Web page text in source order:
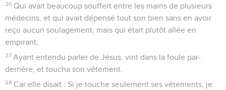
26 Qui avait beaucoup souffert entre les mains de plusieurs
médecins, et qui avait dépensé tout son bien sans en avoir
reçu aucun soulagement, mais qui était plutôt allée en
empirant,
27 Ayant entendu parler de Jésus, vint dans la foule par-
derrière, et toucha son vêtement.
28 Car elle disait : Si je touche seulement ses vêtements, je